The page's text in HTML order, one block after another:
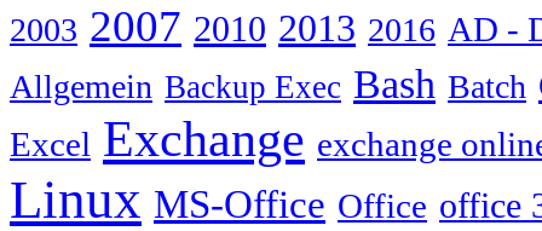
2003 2007 2010 2013 2016 AD -
Allgemein Backup Exec Bash Batch
Excel Exchange exchange
Linux MS-Office Office office